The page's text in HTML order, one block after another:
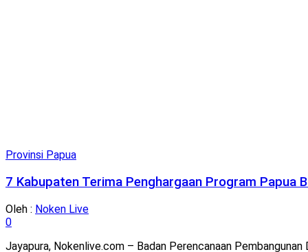
Provinsi Papua
7 Kabupaten Terima Penghargaan Program Papua
Oleh : Noken Live
0
Jayapura, Nokenlive.com – Badan Perencanaan